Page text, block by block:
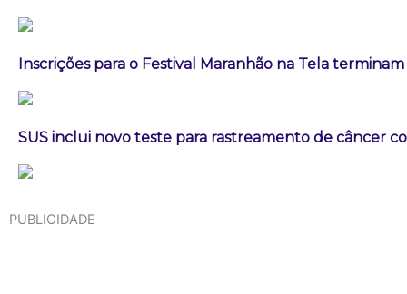
Inscrições para o Festival Maranhão na Tela
SUS inclui novo teste para rastreamento de câncer
PUBLICIDADE